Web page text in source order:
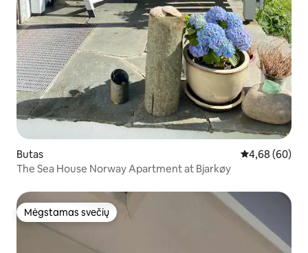
Butas Vidutinis
4,68 (60)
The Sea House Norway Apartment at Bjarkøy
Mėgstamas svečių
Mėgstamas svečių